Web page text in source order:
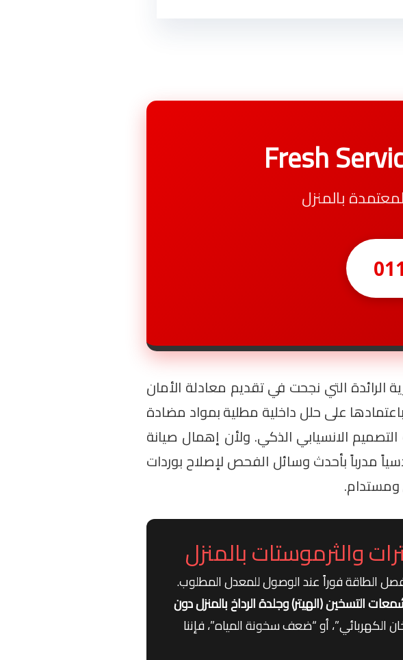
الرائدة التي نجحت في تقديم معادلة الأمان
على حلل داخلية مطلية بمواد مضادة
التصميم الانسيابي الذكي. ولأن إهمال صيانة
مدرباً بأحدث وسائل الفحص لإصلاح بوردات
ومستدام.
والثرموستات بالمنزل
الطاقة فوراً عند الوصول للمعدل المطلوب.
التسخين (الهيتر) وجلدة الرداخ بالمنزل دون
أو “ضعف سخونة المياه”، فإننا